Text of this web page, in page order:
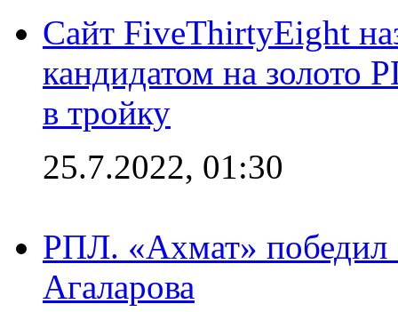
Сайт FiveThirtyEight
кандидатом на
в тройку
25.7.2022, 01:30
РПЛ. «Ахмат» победил
Агаларова